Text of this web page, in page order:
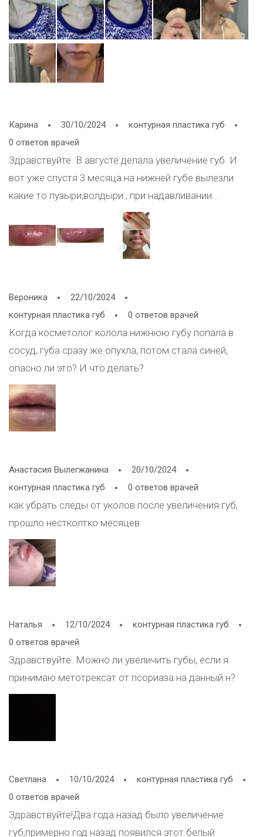
верхняя губа вывернулась и стала выглядеть более
менее симпатично, но в профиль стала выпирать еще
больше. Что можно сделать сейчас? Хочу добиться
эффекта обычных губ правильной формы, чтобы
верхняя и нижняя были на одном уровне, если
Карина 30/10/2024
контурная пластика губ
0 ответов врачей
Здравствуйте. В августе делала увеличение губ. И
вот уже спустя 3 месяца на нижней губе вылезли
какие то пузыри,волдыри , при надавливании
образуется немного жидкости .на герпес это совсем
не похоже,его не спутаю ни с чем. Что это может
быть ?
Вероника
22/10/2024
контурная пластика губ
0 ответов врачей
Когда косметолог колола нижнюю губу попала в
сосуд, губа сразу же опухла, потом стала синей,
опасно ли это? И что делать?
Анастасия Вылегжанина
20/10/2024
контурная пластика губ
0 ответов врачей
как убрать следы от уколов после увеличения губ,
прошло нестколтко месяцев
Наталья 12/10/2024
контурная пластика губ
0 ответов врачей
Здравствуйте. Можно ли увеличить губы, если я
принимаю метотрексат от псориаза на данный н?
Светлана 10/10/2024
контурная пластика губ
0 ответов врачей
Здравствуйте!Два года назад было увеличение
губ,примерно год назад появился этот белый